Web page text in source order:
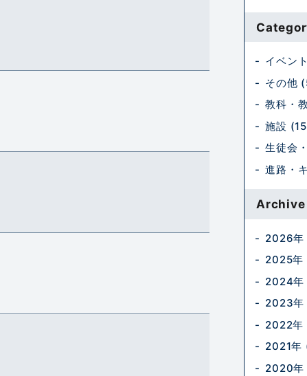
イベン
その他
教科・
施設
生徒会
進路・
Archive
2026年
2025
2024年
2023
2022
2021年
2020